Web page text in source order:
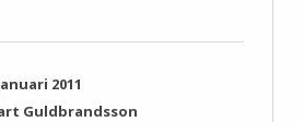
2011
Guldbrandsson